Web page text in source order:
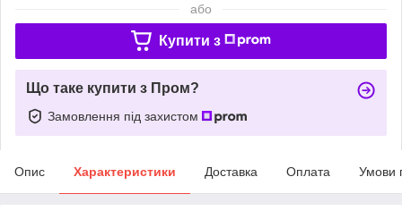
або
Купити з
Що таке купити з Пром?
Замовлення під захистом
Опис Характеристики Доставка Оплата Умови